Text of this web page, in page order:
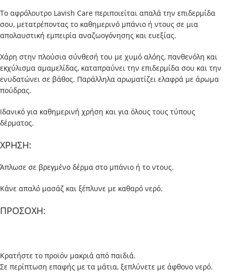
Το αφρόλουτρο Lavish Care περιποιείται απαλά την επιδερμίδα
σου, μετατρέποντας το καθημερινό μπάνιο ή ντους σε μια
απολαυστική εμπειρία αναζωογόνησης και ευεξίας.
Χάρη στην πλούσια σύνθεσή του με χυμό αλόης, πανθενόλη και
εκχύλισμα αμαμελίδας, καταπραύνει την επιδερμίδα σου και την
ενυδατώνει σε βάθος. Παράλληλα αρωματίζει ελαφρά με άρωμα
πούδρας.
Ιδανικό για καθημερινή χρήση και για όλους τους τύπους
δέρματος.
ΧΡΗΣΗ:
Άπλωσε σε βρεγμένο δέρμα στο μπάνιο ή το ντους.
Κάνε απαλό μασάζ και ξέπλυνε με καθαρό νερό.
ΠΡΟΣΟΧΗ:
Κρατήστε το προϊόν μακριά από παιδιά.
Σε περίπτωση επαφής με τα μάτια, ξεπλύνετε με άφθονο νερό.